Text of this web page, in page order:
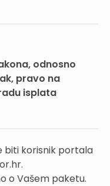
odnosno
pravo na
isplata
biti korisnik portala
o Vašem paketu.